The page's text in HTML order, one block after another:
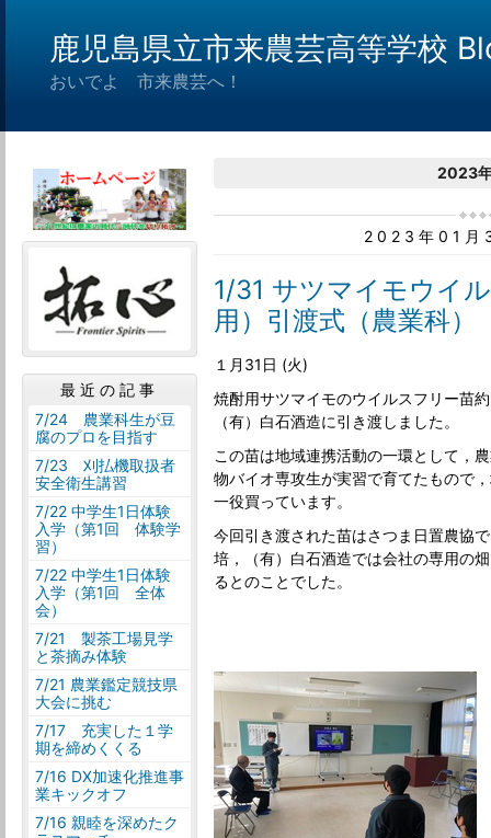
鹿児島県立市来農芸高等学校
おいでよ 市来農芸へ！
2023
2023年01月
1/31 サツマイモウイ
用）引渡式（農業科）
１月31日 (火)
焼酎用サツマイモのウイルスフリー苗
（有）白石酒造に引き渡しました。
この苗は地域連携活動の一環として，
物バイオ専攻生が実習で育てたもので
一役買っています。
今回引き渡された苗はさつま日置農協
培，（有）白石酒造では会社の専用の
るとのことでした。
最近の記事
7/24 農業科生が豆
腐のプロを目指す
7/23 刈払機取扱者
安全衛生講習
7/22 中学生1日体験
入学（第1回 体験学
習）
7/22 中学生1日体験
入学（第1回 全体
会）
7/21 製茶工場見学
と茶摘み体験
7/21 農業鑑定競技県
大会に挑む
7/17 充実した１学
期を締めくくる
7/16 DX加速化推進事
業キックオフ
7/16 親睦を深めたク